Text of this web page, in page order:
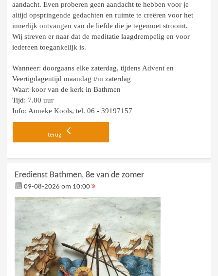
aandacht. Even proberen geen aandacht te hebben voor je
altijd opspringende gedachten en ruimte te creëren voor het
innerlijk ontvangen van de liefde die je tegemoet stroomt.
Wij streven er naar dat de meditatie laagdrempelig en voor
iedereen toegankelijk is.
Wanneer: doorgaans elke zaterdag, tijdens Advent en
Veertigdagentijd maandag t/m zaterdag
Waar: koor van de kerk in Bathmen
Tijd: 7.00 uur
Info: Anneke Kools, tel. 06 - 39197157
terug
Eredienst Bathmen, 8e van de zomer
09-08-2026 om 10:00